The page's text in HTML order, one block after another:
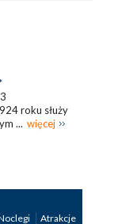
roku służy
... więcej
Atrakcje